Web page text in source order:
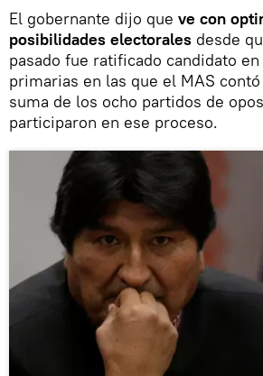
El gobernante dijo que ve con
posibilidades electorales desde
pasado fue ratificado candidato
primarias en las que el MAS
suma de los ocho partidos de
participaron en ese proceso.